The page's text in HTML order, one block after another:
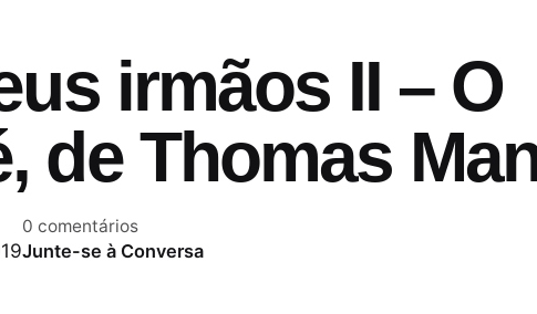
irmãos II – O
de Thomas
0 comentários
Junte-se à Conversa